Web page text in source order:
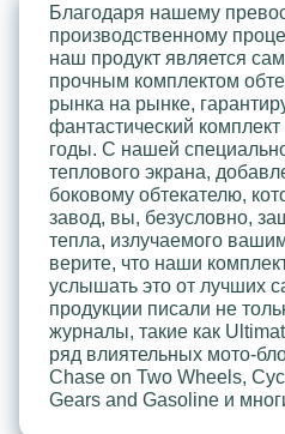
Благодаря нашему
производственному
наш продукт является
прочным комплектом
рынка на рынке,
фантастический
годы. С нашей
теплового экрана,
боковому обтекателю,
завод, вы, безусловно,
тепла, излучаемого
верите, что наши
услышать это от лучших
продукции писали не
журналы, такие как
ряд влиятельных мото-
Chase on Two Wheels,
Gears and Gasoline и